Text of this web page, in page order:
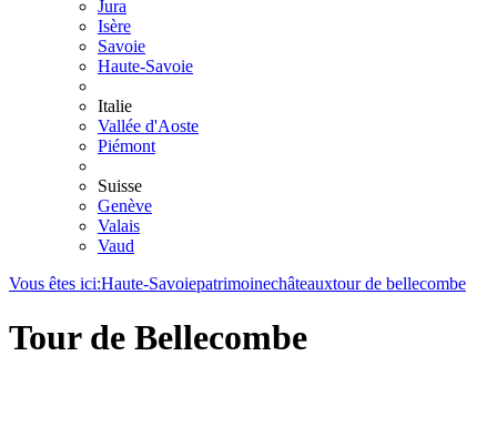
Jura
Isère
Savoie
Haute-Savoie
Italie
Vallée d'Aoste
Piémont
Suisse
Genève
Valais
Vaud
Vous êtes ici:Haute-Savoiepatrimoinechâteauxtour de bellecombe
Tour de Bellecombe